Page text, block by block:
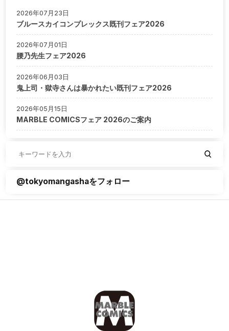
2026年07月23日
ブルースカイコンプレックス既刊フェア2026
2026年07月01日
腰乃先生フェア2026
2026年06月03日
鬼上司・獄寺さんは暴かれたい既刊フェア2026
2026年05月15日
MARBLE COMICSフェア 2026のご案内
@tokyomangashaをフォロー